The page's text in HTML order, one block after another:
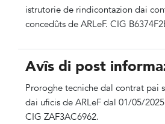
istrutorie de rindicontazion dai
concedûts deARLeF. CIG
Avîs di post
Proroghe tecniche dal contrat pai
dai uficis de ARLeF dal 01/05/
CIG ZAF3AC6962.